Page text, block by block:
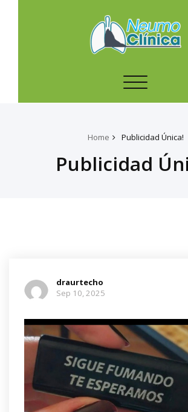
Toggle
Home Publicidad Única!
Publicidad
draurtecho
Sep 10, 2025